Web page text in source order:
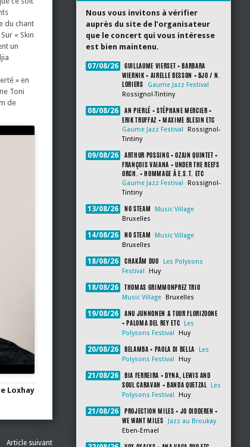
du chant
« Skin
un
» en
Toni
de
Loxhay
Article suivant
Nous vous invitons à vérifier
auprès du site de l’organisateur
que le concert qui vous intéresse
est bien maintenu.
07/08/26
GUILLAUME VIERSET + BARBARA
WIERNIK + AIRELLE BESSON + BJO / N.
LORIERS
Gaume Jazz Festival
Rossignol-Tintiny
08/08/26
AN PIERLÉ + STÉPHANE MERCIER +
ERIK TRUFFAZ + MAXIME BLESIN ETC
Gaume Jazz Festival
Rossignol-
Tintiny
09/08/26
ARTHUR POSSING + OZAIN QUINTET +
FRANÇOIS VAIANA + UNDER THE REEFS
ORCH. + HOMMAGE À E.S.T. ETC
Gaume Jazz Festival
Rossignol-
Tintiny
13/08/26 NO STEAM
Music Village
Bruxelles
14/08/26 NO STEAM
Music Village
Bruxelles
18/08/26 CHAKÂM DUO
Les Polysons
Festival
Huy
18/08/26 THOMAS GRIMMONPREZ TRIO
Music Village Bruxelles
19/08/26
ANU JUNNONEN & TUUR FLORIZOONE
+ PALOMA DEL REY ETC
Les
Polysons Festival
Huy
20/08/26 BELAMBA + PAOLA DI BELLA
Les
Polysons Festival
Huy
21/08/26
BIA FERREIRA + DYNA, LEWIS AND
SOUL CARAVAN + BANDA QUETZAL
Les
Polysons Festival
Huy
21/08/26
PROJECTION MILES + JO DIDDEREN +
WE WANT MILES
Jazz au Broukay
Eben-Emael